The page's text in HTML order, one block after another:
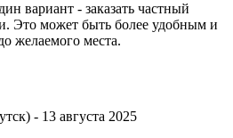
вариант - заказать частный
Это может быть более удобным и
желаемого места.
- 13 августа 2025